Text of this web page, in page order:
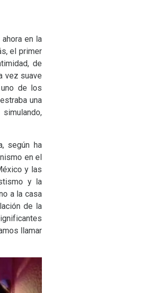
en la
el primer
de
vez suave
uno de los
una
según ha
en el
y las
y la
a la casa
de la
llamar